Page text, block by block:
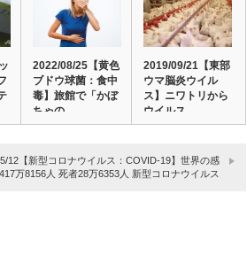
2022/08/25【黄色
ブドウ球菌：食中
毒】旅館で「かぼ
ちゃの…
2019/09/21【東部
ウマ脳炎ウイル
ス】ニワトリから
ウイルス…
12【新型コロナウイルス：COVID-19】世界の感
万8156人 死者28万6353人 新型コロナウイルス